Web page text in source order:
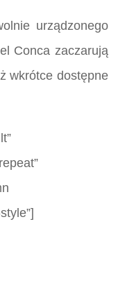
urządzonego
Conca zaczarują
wkrótce dostępne